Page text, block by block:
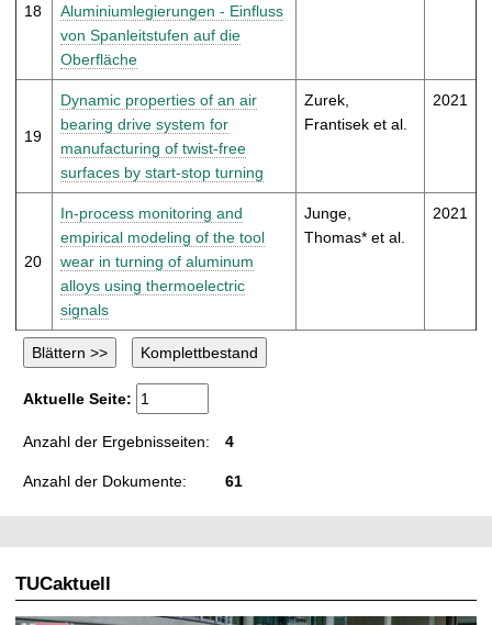
18
Aluminiumlegierungen - Einfluss
von Spanleitstufen auf die
Oberfläche
19
Dynamic properties of an air
bearing drive system for
manufacturing of twist-free
surfaces by start-stop turning
Zurek,
Frantisek et al.
2021
20
In-process monitoring and
empirical modeling of the tool
wear in turning of aluminum
alloys using thermoelectric
signals
Junge,
Thomas* et al.
2021
Aktuelle Seite:
Anzahl der Ergebnisseiten: 4
Anzahl der Dokumente: 61
TUCaktuell